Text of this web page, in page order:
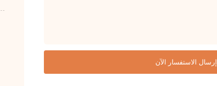
إرسال الاستفسار الآن